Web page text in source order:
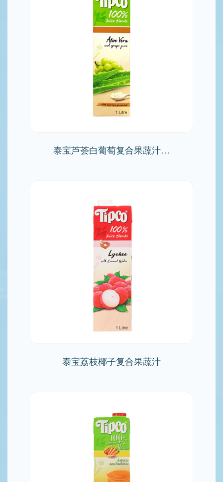
泰宝芦荟白葡萄复合果蔬汁…
泰宝荔枝椰子复合果蔬汁